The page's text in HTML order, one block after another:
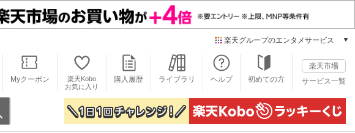
楽天グループのエンタメサービス
本/ゲーム/CD/DVD
楽天ブックス
電子書籍
楽天Kobo
雑誌読み放題
Myクーポン
楽天Kobo
お気に入り
購入履歴 ライブラリ ヘルプ 初めての方
楽天市場
サービス一覧